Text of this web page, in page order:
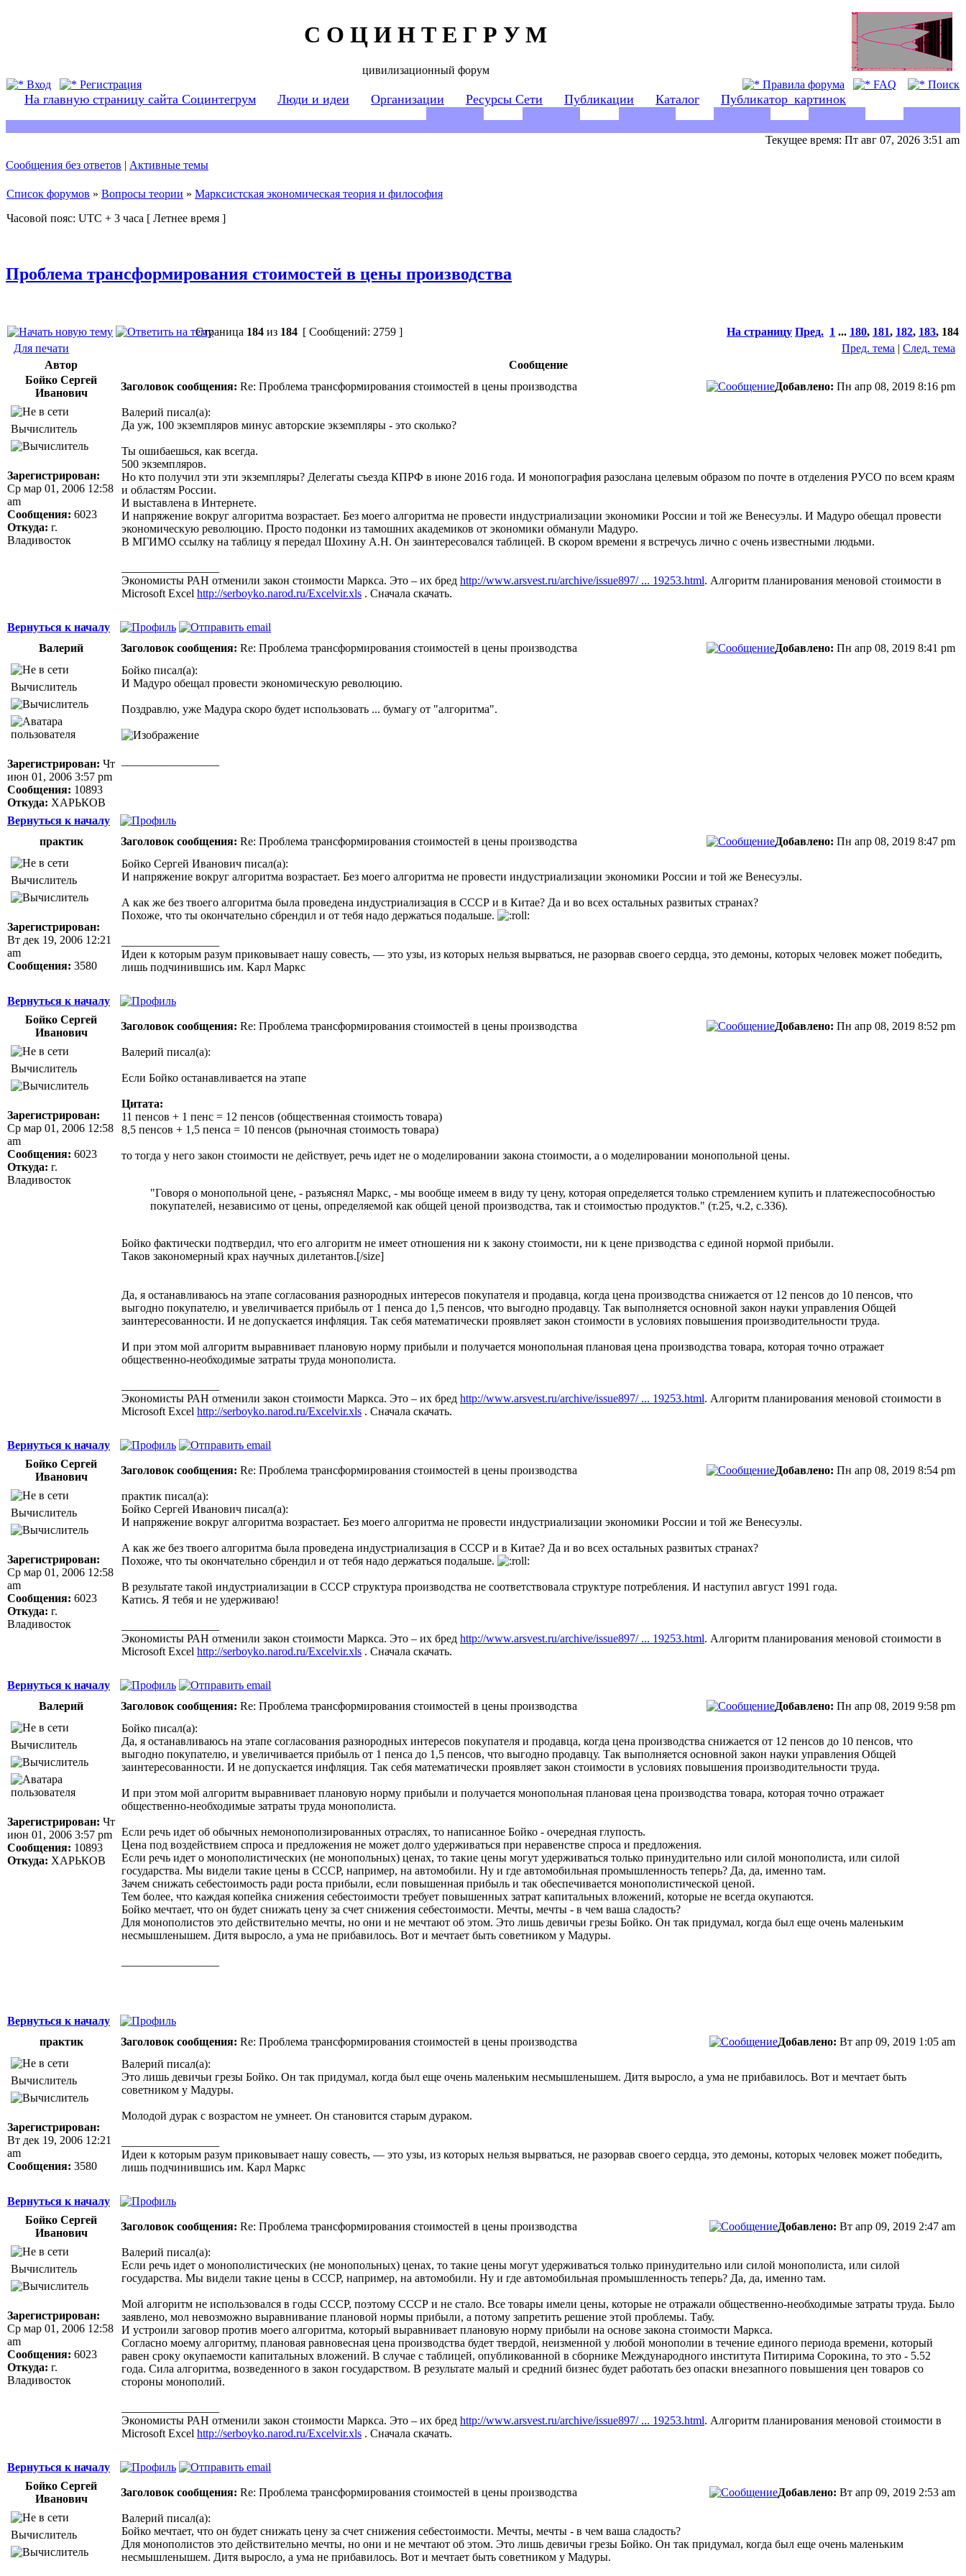
С О Ц И Н Т Е Г Р У М
цивилизационный форум
Вход
Регистрация Правила форума FAQ Поиск
На главную страницу сайта Социнтегрум Люди и идеи Организации Ресурсы Сети Публикации Каталог Публикатор_картинок
Текущее время: Пт авг 07, 2026 3:51 am
Сообщения без ответов | Активные темы
Список форумов » Вопросы теории » Марксистская экономическая теория и философия
Часовой пояс: UTC + 3 часа [ Летнее время ]
Проблема трансформирования стоимостей в цены производства
Страница 184 из 184 [ Сообщений: 2759 ] На страницу Пред. 1 ... 180, 181, 182, 183, 184
Для печати
Пред. тема | След. тема
Автор
Сообщение
Бойко Сергей
Иванович
Заголовок сообщения: Re: Проблема трансформирования стоимостей в цены производства Добавлено: Пн апр 08, 2019 8:16 pm
Вычислитель
Зарегистрирован:
Ср мар 01, 2006 12:58
am
Сообщения: 6023
Откуда: г.
Владивосток
Валерий писал(а):
Да уж, 100 экземпляров минус авторские экземпляры - это сколько?
Ты ошибаешься, как всегда.
500 экземпляров.
Но кто получил эти эти экземпляры? Делегаты съезда КПРФ в июне 2016 года. И монопография разослана целевым образом по почте в отделения РУСО по всем краям
и областям России.
И выставлена в Интернете.
И напряжение вокруг алгоритма возрастает. Без моего алгоритма не провести индустриализации экономики России и той же Венесуэлы. И Мадуро обещал провести
экономическую революцию. Просто подонки из тамошних академиков от экономики обманули Мадуро.
В МГИМО ссылку на таблицу я передал Шохину А.Н. Он заинтересовался таблицей. В скором времени я встречусь лично с очень известными людьми.
Экономисты РАН отменили закон стоимости Маркса. Это – их бред http://www.arsvest.ru/archive/issue897/ ... 19253.html. Алгоритм планирования меновой стоимости в
Microsoft Excel http://serboyko.narod.ru/Excelvir.xls . Сначала скачать.
Вернуться к началу
Валерий
Заголовок сообщения: Re: Проблема трансформирования стоимостей в цены производства Добавлено: Пн апр 08, 2019 8:41 pm
Вычислитель
Зарегистрирован: Чт
июн 01, 2006 3:57 pm
Сообщения: 10893
Откуда: ХАРЬКОВ
Бойко писал(а):
И Мадуро обещал провести экономическую революцию.
Поздравлю, уже Мадура скоро будет использовать ... бумагу от "алгоритма".
Вернуться к началу
практик
Заголовок сообщения: Re: Проблема трансформирования стоимостей в цены производства Добавлено: Пн апр 08, 2019 8:47 pm
Вычислитель
Зарегистрирован:
Вт дек 19, 2006 12:21
am
Сообщения: 3580
Бойко Сергей Иванович писал(а):
И напряжение вокруг алгоритма возрастает. Без моего алгоритма не провести индустриализации экономики России и той же Венесуэлы.
А как же без твоего алгоритма была проведена индустриализация в СССР и в Китае? Да и во всех остальных развитых странах?
Похоже, что ты окончательно сбрендил и от тебя надо держаться подальше.
Идеи к которым разум приковывает нашу совесть, — это узы, из которых нельзя вырваться, не разорвав своего сердца, это демоны, которых человек может победить,
лишь подчинившись им. Карл Маркс
Вернуться к началу
Бойко Сергей
Иванович
Заголовок сообщения: Re: Проблема трансформирования стоимостей в цены производства Добавлено: Пн апр 08, 2019 8:52 pm
Вычислитель
Зарегистрирован:
Ср мар 01, 2006 12:58
am
Сообщения: 6023
Откуда: г.
Владивосток
Валерий писал(а):
Если Бойко останавливается на этапе
Цитата:
11 пенсов + 1 пенс = 12 пенсов (общественная стоимость товара)
8,5 пенсов + 1,5 пенса = 10 пенсов (рыночная стоимость товара)
то тогда у него закон стоимости не действует, речь идет не о моделировании закона стоимости, а о моделировании монопольной цены.
"Говоря о монопольной цене, - разъяснял Маркс, - мы вообще имеем в виду ту цену, которая определяется только стремлением купить и платежеспособностью
покупателей, независимо от цены, определяемой как общей ценой производства, так и стоимостью продуктов." (т.25, ч.2, с.336).
Бойко фактически подтвердил, что его алгоритм не имеет отношения ни к закону стоимости, ни к цене призводства с единой нормой прибыли.
Таков закономерный крах научных дилетантов.[/size]
Да, я останавливаюсь на этапе согласования разнородных интересов покупателя и продавца, когда цена производства снижается от 12 пенсов до 10 пенсов, что
выгодно покупателю, и увеличивается прибыль от 1 пенса до 1,5 пенсов, что выгодно продавцу. Так выполняется основной закон науки управления Общей
заинтересованности. И не допускается инфляция. Так себя математически проявляет закон стоимости в условиях повышения производительности труда.
И при этом мой алгоритм выравнивает плановую норму прибыли и получается монопольная плановая цена производства товара, которая точно отражает
общественно-необходимые затраты труда монополиста.
Экономисты РАН отменили закон стоимости Маркса. Это – их бред http://www.arsvest.ru/archive/issue897/ ... 19253.html. Алгоритм планирования меновой стоимости в
Microsoft Excel http://serboyko.narod.ru/Excelvir.xls . Сначала скачать.
Вернуться к началу
Бойко Сергей
Иванович
Заголовок сообщения: Re: Проблема трансформирования стоимостей в цены производства Добавлено: Пн апр 08, 2019 8:54 pm
Вычислитель
Зарегистрирован:
Ср мар 01, 2006 12:58
am
Сообщения: 6023
Откуда: г.
Владивосток
практик писал(а):
Бойко Сергей Иванович писал(а):
И напряжение вокруг алгоритма возрастает. Без моего алгоритма не провести индустриализации экономики России и той же Венесуэлы.
А как же без твоего алгоритма была проведена индустриализация в СССР и в Китае? Да и во всех остальных развитых странах?
Похоже, что ты окончательно сбрендил и от тебя надо держаться подальше.
В результате такой индустриализации в СССР структура производства не соответствовала структуре потребления. И наступил август 1991 года.
Катись. Я тебя и не удерживаю!
Экономисты РАН отменили закон стоимости Маркса. Это – их бред http://www.arsvest.ru/archive/issue897/ ... 19253.html. Алгоритм планирования меновой стоимости в
Microsoft Excel http://serboyko.narod.ru/Excelvir.xls . Сначала скачать.
Вернуться к началу
Валерий
Заголовок сообщения: Re: Проблема трансформирования стоимостей в цены производства Добавлено: Пн апр 08, 2019 9:58 pm
Вычислитель
Зарегистрирован: Чт
июн 01, 2006 3:57 pm
Сообщения: 10893
Откуда: ХАРЬКОВ
Бойко писал(а):
Да, я останавливаюсь на этапе согласования разнородных интересов покупателя и продавца, когда цена производства снижается от 12 пенсов до 10 пенсов, что
выгодно покупателю, и увеличивается прибыль от 1 пенса до 1,5 пенсов, что выгодно продавцу. Так выполняется основной закон науки управления Общей
заинтересованности. И не допускается инфляция. Так себя математически проявляет закон стоимости в условиях повышения производительности труда.
И при этом мой алгоритм выравнивает плановую норму прибыли и получается монопольная плановая цена производства товара, которая точно отражает
общественно-необходимые затраты труда монополиста.
Если речь идет об обычных немонополизированных отраслях, то написанное Бойко - очередная глупость.
Цена под воздействием спроса и предложения не может долго удерживаться при неравенстве спроса и предложения.
Если речь идет о монополистических (не монопольных) ценах, то такие цены могут удерживаться только принудительно или силой монополиста, или силой
государства. Мы видели такие цены в СССР, например, на автомобили. Ну и где автомобильная промышленность теперь? Да, да, именно там.
Зачем снижать себестоимость ради роста прибыли, если повышенная прибыль и так обеспечивается монополистической ценой.
Тем более, что каждая копейка снижения себестоимости требует повышенных затрат капитальных вложений, которые не всегда окупаются.
Бойко мечтает, что он будет снижать цену за счет снижения себестоимости. Мечты, мечты - в чем ваша сладость?
Для монополистов это действительно мечты, но они и не мечтают об этом. Это лишь девичьи грезы Бойко. Он так придумал, когда был еще очень маленьким
несмышленышем. Дитя выросло, а ума не прибавилось. Вот и мечтает быть советником у Мадуры.
Вернуться к началу
практик
Заголовок сообщения: Re: Проблема трансформирования стоимостей в цены производства Добавлено: Вт апр 09, 2019 1:05 am
Вычислитель
Зарегистрирован:
Вт дек 19, 2006 12:21
am
Сообщения: 3580
Валерий писал(а):
Это лишь девичьи грезы Бойко. Он так придумал, когда был еще очень маленьким несмышленышем. Дитя выросло, а ума не прибавилось. Вот и мечтает быть
советником у Мадуры.
Молодой дурак с возрастом не умнеет. Он становится старым дураком.
Идеи к которым разум приковывает нашу совесть, — это узы, из которых нельзя вырваться, не разорвав своего сердца, это демоны, которых человек может победить,
лишь подчинившись им. Карл Маркс
Вернуться к началу
Бойко Сергей
Иванович
Заголовок сообщения: Re: Проблема трансформирования стоимостей в цены производства Добавлено: Вт апр 09, 2019 2:47 am
Вычислитель
Зарегистрирован:
Ср мар 01, 2006 12:58
am
Сообщения: 6023
Откуда: г.
Владивосток
Валерий писал(а):
Если речь идет о монополистических (не монопольных) ценах, то такие цены могут удерживаться только принудительно или силой монополиста, или силой
государства. Мы видели такие цены в СССР, например, на автомобили. Ну и где автомобильная промышленность теперь? Да, да, именно там.
Мой алгоритм не использовался в годы СССР, поэтому СССР и не стало. Все товары имели цены, которые не отражали общественно-необходимые затраты труда. Было
заявлено, мол невозможно выравнивание плановой нормы прибыли, а потому запретить решение этой проблемы. Табу.
И устроили заговор против моего алгоритма, который выравнивает плановую норму прибыли на основе закона стоимости Маркса.
Согласно моему алгоритму, плановая равновесная цена производства будет твердой, неизменной у любой монополии в течение единого периода времени, который
равен сроку окупаемости капитальных вложений. В случае с таблицей, опубликованной в сборнике Международного института Питирима Сорокина, то это - 5.52
года. Сила алгоритма, возведенного в закон государством. В результате малый и средний бизнес будет работать без опаски внезапного повышения цен товаров со
стороны монополий.
Экономисты РАН отменили закон стоимости Маркса. Это – их бред http://www.arsvest.ru/archive/issue897/ ... 19253.html. Алгоритм планирования меновой стоимости в
Microsoft Excel http://serboyko.narod.ru/Excelvir.xls . Сначала скачать.
Вернуться к началу
Бойко Сергей
Иванович
Заголовок сообщения: Re: Проблема трансформирования стоимостей в цены производства Добавлено: Вт апр 09, 2019 2:53 am
Вычислитель
Валерий писал(а):
Бойко мечтает, что он будет снижать цену за счет снижения себестоимости. Мечты, мечты - в чем ваша сладость?
Для монополистов это действительно мечты, но они и не мечтают об этом. Это лишь девичьи грезы Бойко. Он так придумал, когда был еще очень маленьким
несмышленышем. Дитя выросло, а ума не прибавилось. Вот и мечтает быть советником у Мадуры.